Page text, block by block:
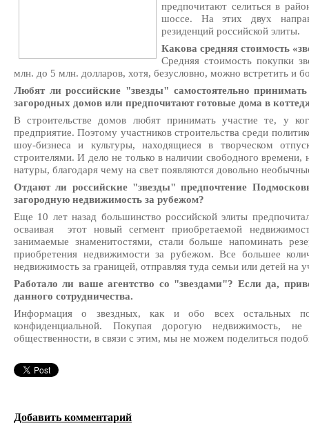
предпочитают селиться в
шоссе. На этих двух
резиденций российской элиты.
Какова средняя стоимость
Средняя стоимость покупки
млн. до 5 млн. долларов, хотя, безусловно, можно встретить и
Любят ли российские "звезды" самостоятельно принимать
загородных домов или предпочитают готовые дома в
В строительстве домов любят принимать участие те, у
предприятие. Поэтому участников строительства среди
шоу-бизнеса и культуры, находящиеся в творческом
строителями. И дело не только в наличии свободного
натуры, благодаря чему на свет появляются довольно
Отдают ли российские "звезды" предпочтение
загородную недвижимость за рубежом?
Еще 10 лет назад большинство российской элиты
осваивая этот новый сегмент приобретаемой
занимаемые знаменитостями, стали больше напоминать
приобретения недвижимости за рубежом. Все большее
недвижимость за границей, отправляя туда семьи или детей на
Работало ли ваше агентство со "звездами"? Если да,
данного сотрудничества.
Информация о звездных, как и обо всех остальных
конфиденциальной. Покупая дорогую недвижимость,
общественности, в связи с этим, мы не можем поделиться
Добавить комментарий